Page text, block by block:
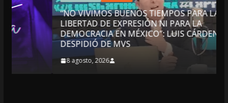
“NO VIVIMOS BUENOS TIEMPOS PARA LA
LIBERTAD DE EXPRESIÓN NI PARA LA
DEMOCRACIA EN MÉXICO”: LUIS CÁRDENAS; SE
DESPIDIÓ DE MVS
8 agosto, 2026